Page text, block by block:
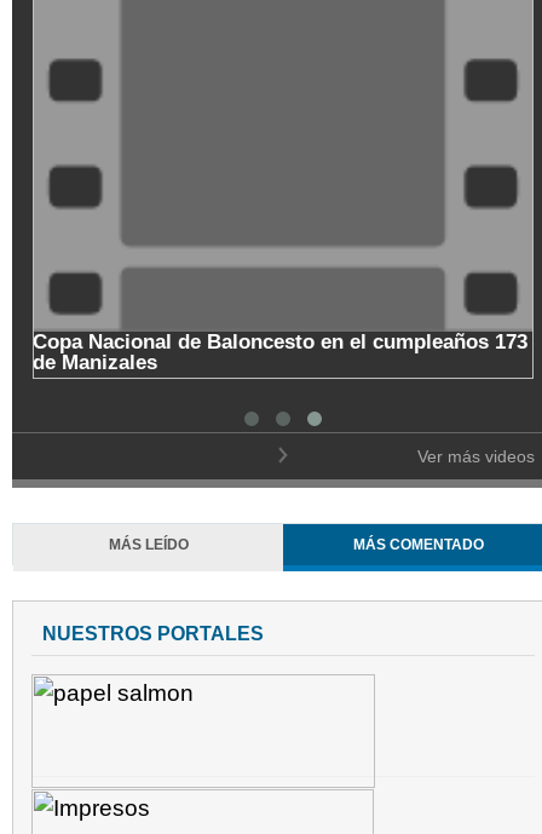
Copa Nacional de Baloncesto en el cumpleaños 173
de Manizales
Ver más videos
MÁS LEÍDO MÁS COMENTADO
NUESTROS PORTALES